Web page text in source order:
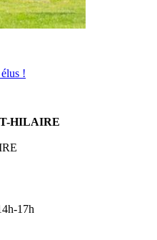
!
HILAIRE
17h